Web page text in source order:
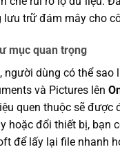
lưu trữ đám mây cho
mục quan trọng
người dùng có thể
và Pictures lên
quen thuộc sẽ được
hoặc đổi thiết bị, bạn
để lấy lại file nhanh